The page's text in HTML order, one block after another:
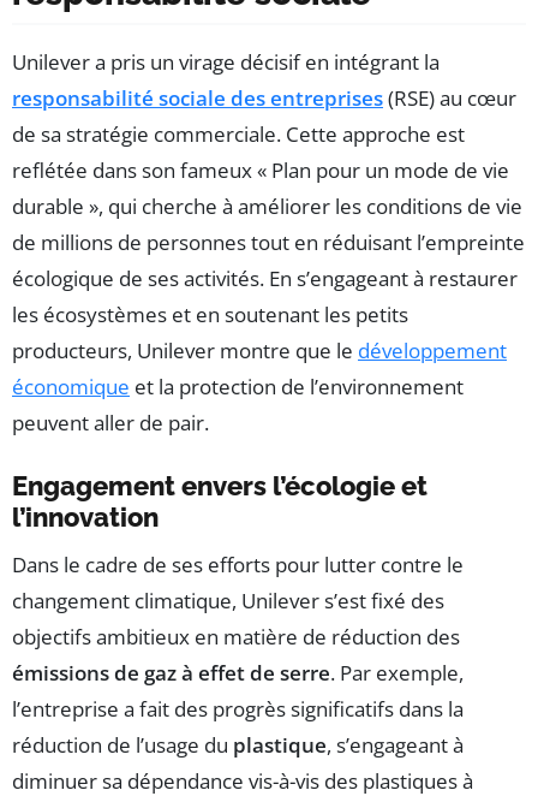
Unilever a pris un virage décisif en intégrant la
responsabilité sociale des entreprises(RSE) au cœur
de sa stratégie commerciale. Cette approche est
reflétée dans son fameux « Plan pour un mode de vie
durable », qui cherche à améliorer les conditions de vie
de millions de personnes tout en réduisant l’empreinte
écologique de ses activités. En s’engageant à restaurer
les écosystèmes et en soutenant les petits
producteurs, Unilever montre que le développement
économique et la protection de l’environnement
peuvent aller de pair.
Engagement envers l’écologie et
l’innovation
Dans le cadre de ses efforts pour lutter contre le
changement climatique, Unilever s’est fixé des
objectifs ambitieux en matière de réduction des
émissions de gaz à effet de serre. Par exemple,
l’entreprise a fait des progrès significatifs dans la
réduction de l’usage du plastique, s’engageant à
diminuer sa dépendance vis-à-vis des plastiques à